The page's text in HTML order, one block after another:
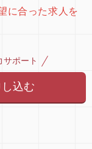
に合った求人を
ポート
込む